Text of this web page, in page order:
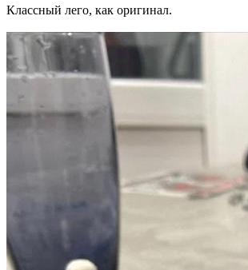
Классный лего, как оригинал.